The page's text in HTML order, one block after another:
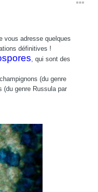
vous adresse quelques
définitives !
, qui sont des
(du genre
(du genre Russula par